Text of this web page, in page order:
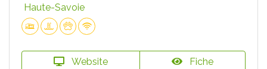
Haute-Savoie
Website Fiche